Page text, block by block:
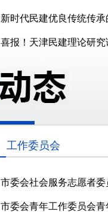
新时代民建优良传统传
喜报！天津民建理论研
工作委员会
市委会社会服务志愿者委
市委会青年工作委员会